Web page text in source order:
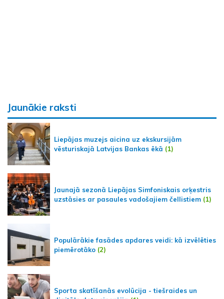
Jaunākie raksti
Liepājas muzejs aicina uz ekskursijām
vēsturiskajā Latvijas Bankas ēkā (1)
Jaunajā sezonā Liepājas Simfoniskais orķestris
uzstāsies ar pasaules vadošajiem čellistiem (1)
Populārākie fasādes apdares veidi: kā izvēlēties
piemērotāko (2)
Sporta skatīšanās evolūcija - tiešraides un